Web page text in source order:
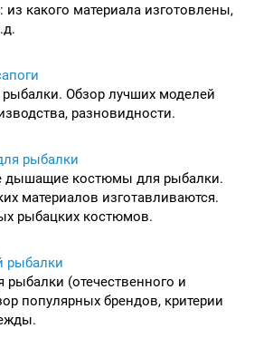
какого материала изготовлены,
Обзор лучших моделей
разновидности.
рыбалки
дышащие костюмы для рыбалки.
материалов изготавливаются.
рыбацких костюмов.
рыбалки
(отечественного и
популярных брендов, критерии